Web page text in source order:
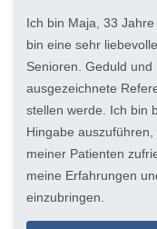
Ich bin Maja, 33
bin eine sehr
Senioren. Geduld
ausgezeichnete
stellen werde. Ich bin
Hingabe
meiner Patienten
meine Erfahrungen
einzubringen.